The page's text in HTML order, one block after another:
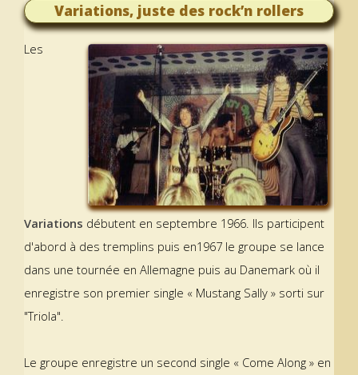
Variations, juste des rock’n rollers
Les
Variations débutent en septembre 1966. Ils participent
d'abord à des tremplins puis en1967 le groupe se lance
dans une tournée en Allemagne puis au Danemark où il
enregistre son premier single « Mustang Sally » sorti sur
"Triola".
Le groupe enregistre un second single « Come Along » en